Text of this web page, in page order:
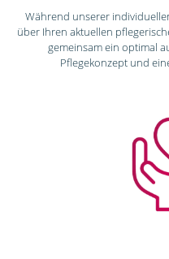
Während unserer
über Ihren aktuellen
gemeinsam ein optimal
Pflegekonzept und